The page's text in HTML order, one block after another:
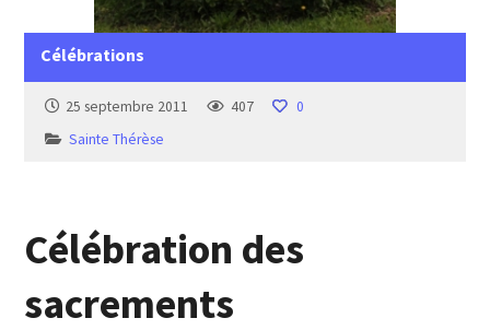
Célébrations
25 septembre 2011 407
0
Sainte Thérèse
Célébration des
sacrements